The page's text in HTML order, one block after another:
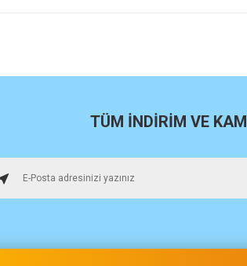
| 15/05/2026
TÜM İNDİRİM VE